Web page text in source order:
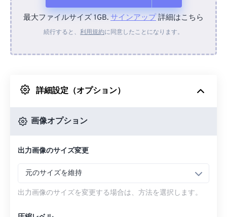
デバイスから
Googleドライブから
URLから
最大ファイルサイズ 1GB. サインアップ詳細はこちら
続行すると、 利用規約に同意したことになります。
詳細設定（オプション）
画像オプション
出力画像のサイズ変更
元のサイズを維持
出力画像のサイズを変更する場合は、方法を選択します。